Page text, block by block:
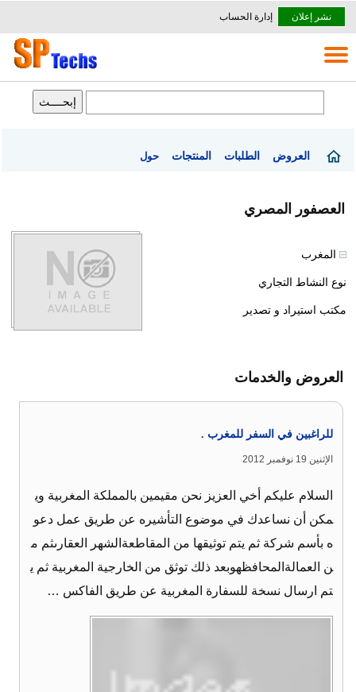
نشر إعلان إدارة الحساب
العروض الطلبات المنتجات حول
العصفور المصري
المغرب
نوع النشاط التجاري
مكتب استيراد و تصدير
العروض والخدمات
للراغبين في السفر للمغرب .
الإثنين 19 نوفمبر 2012
السلام عليكم أخي العزيز نحن مقيمين بالمملكة المغربية وي
مكن أن نساعدك في موضوع التأشيره عن طريق عمل دعو
ه بأسم شركة ثم يتم توثيقها من المقاطعةالشهر العقارىثم م
ن العمالةالمحافظهوبعد ذلك توثق من الخارجية المغربية ثم ي
تم ارسال نسخة للسفارة المغربية عن طريق الفاكس …